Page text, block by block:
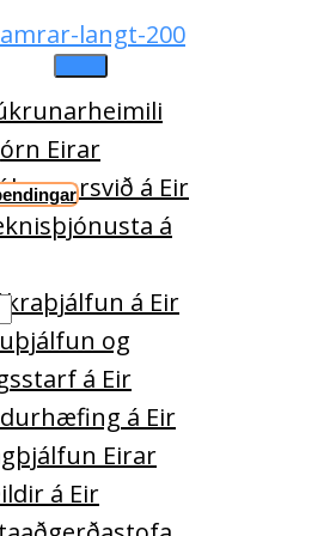
Eirar
á Eir
á
á Eir
og
á Eir
á Eir
Eirar
á Eir